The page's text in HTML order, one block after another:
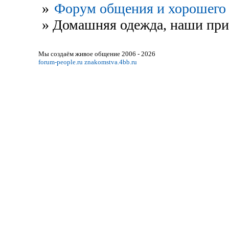
» Форум общения и хорошего
» Домашняя одежда, наши
Мы создаём живое общение 2006 - 2026
forum-people.ru znakomstva.4bb.ru